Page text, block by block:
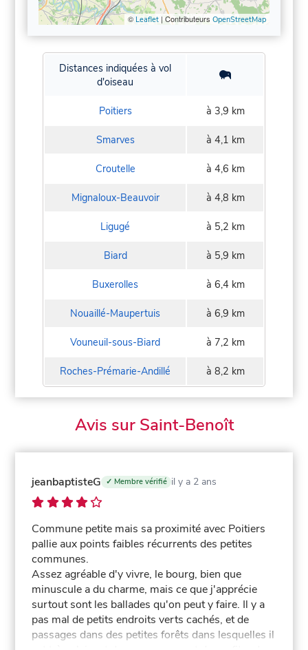
© Leaflet| Contributeurs OpenStreetMap
Distances indiquées à vol
d'oiseau
Poitiers à 3,9 km
Smarves à 4,1 km
Croutelle à 4,6 km
Mignaloux-Beauvoir à 4,8 km
Ligugé à 5,2 km
Biard à 5,9 km
Buxerolles à 6,4 km
Nouaillé-Maupertuis à 6,9 km
Vouneuil-sous-Biard à 7,2 km
Roches-Prémarie-Andillé à 8,2 km
Avis sur Saint-Benoît
jeanbaptisteG ✓ Membre vérifié il y a 2 ans
Commune petite mais sa proximité avec Poitiers
pallie aux points faibles récurrents des petites
communes.
Assez agréable d'y vivre, le bourg, bien que
minuscule a du charme, mais ce que j'apprécie
surtout sont les ballades qu'on peut y faire. Il y a
pas mal de petits endroits verts cachés, et de
passages dans des petites forêts dans lesquelles il